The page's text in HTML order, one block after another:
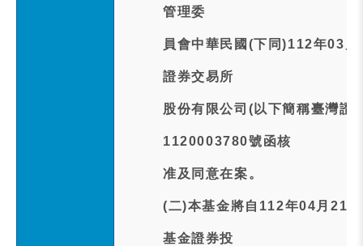
管理委
員會中華民國(下同)112年03
證券交易所
股份有限公司(以下簡稱臺灣證
1120003780號函核
准及同意在案。
(二)本基金將自112年04月21
基金證券投